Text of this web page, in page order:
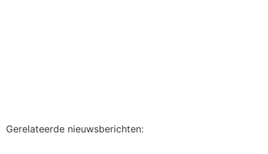
Gerelateerde nieuwsberichten: